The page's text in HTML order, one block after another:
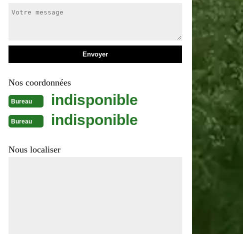
Nos coordonnées
Bureau indisponible
Bureau indisponible
Nous localiser